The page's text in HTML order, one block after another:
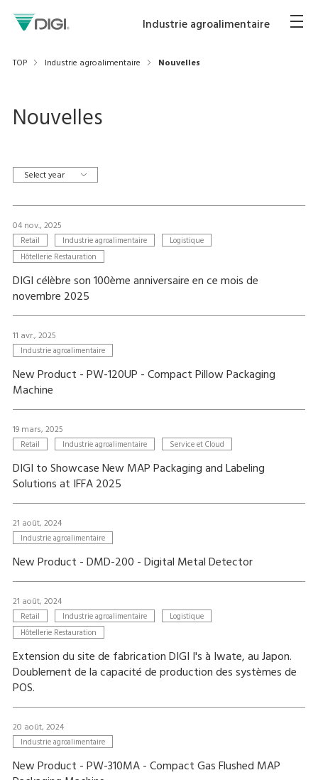
Industrie agroalimentaire
TOP Industrie agroalimentaire Nouvelles
Nouvelles
Select year
04 nov., 2025
Retail Industrie agroalimentaire
Logistique
Hôtellerie Restauration
DIGI célèbre son 100ème anniversaire en ce mois de
novembre 2025
11 avr., 2025
Industrie agroalimentaire
New Product - PW-120UP - Compact Pillow Packaging
Machine
19 mars, 2025
Retail Industrie agroalimentaire Service et Cloud
DIGI to Showcase New MAP Packaging and Labeling
Solutions at IFFA 2025
21 août, 2024
Industrie agroalimentaire
New Product - DMD-200 - Digital Metal Detector
21 août, 2024
Retail Industrie agroalimentaire
Logistique
Hôtellerie Restauration
Extension du site de fabrication DIGI I's à Iwate, au Japon.
Doublement de la capacité de production des systèmes de
POS.
20 août, 2024
Industrie agroalimentaire
New Product - PW-310MA - Compact Gas Flushed MAP